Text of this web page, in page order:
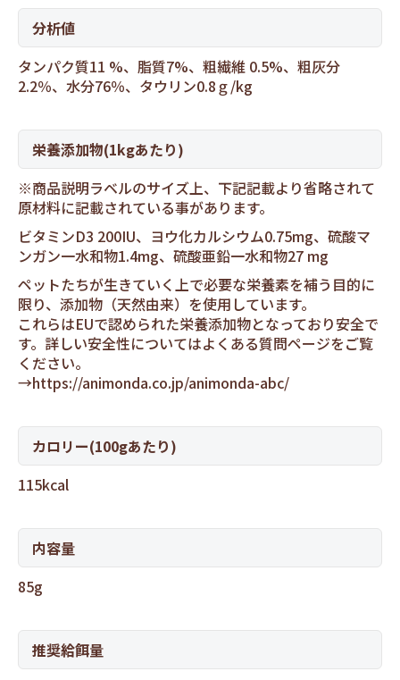
分析値
タンパク質11 %、脂質7%、粗繊維 0.5%、粗灰分
2.2％、水分76％、タウリン0.8ｇ/kg
栄養添加物(1kgあたり)
※商品説明ラベルのサイズ上、下記記載より省略されて
原材料に記載されている事があります。
ビタミンD3 200IU、ヨウ化カルシウム0.75mg、硫酸マ
ンガン一水和物1.4mg、硫酸亜鉛一水和物27 mg
ペットたちが生きていく上で必要な栄養素を補う目的に
限り、添加物（天然由来）を使用しています。
これらはEUで認められた栄養添加物となっており安全で
す。詳しい安全性についてはよくある質問ページをご覧
ください。
→https://animonda.co.jp/animonda-abc/
カロリー(100gあたり)
115kcal
内容量
85g
推奨給餌量